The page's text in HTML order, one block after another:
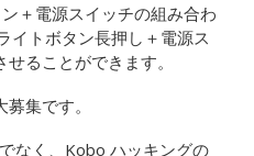
＋電源スイッチの組み合わ
イトボタン長押し＋電源ス
ることができます。
集です。
なく、Kobo ハッキングの